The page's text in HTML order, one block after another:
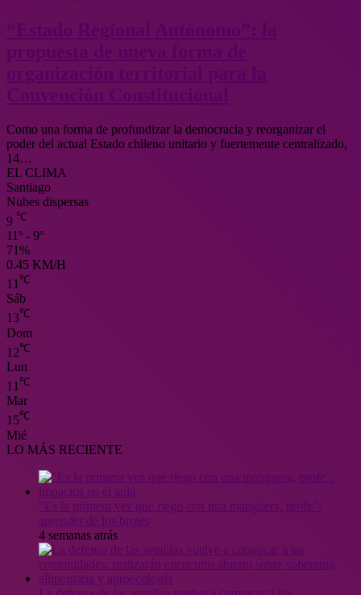
Como una forma de profundizar la democracia y reorganizar el
poder del actual Estado chileno unitario y fuertemente centralizado,
14…
EL CLIMA
Santiago
Nubes dispersas
9 ℃
11º - 9º
71%
0.45 KM/H
11 ℃
Sáb
13℃
Dom
12℃
Lun
11 ℃
Mar
15℃
Mié
LO MÁS RECIENTE
4 semanas atrás